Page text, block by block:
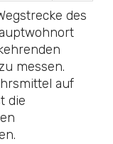
des
messen.
auf
die